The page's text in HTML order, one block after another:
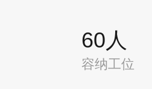
60人
容纳工位